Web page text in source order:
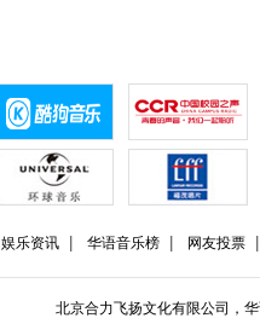
娱乐资讯 华语音乐榜 网友投票
北京合力飞扬文化有限公司，